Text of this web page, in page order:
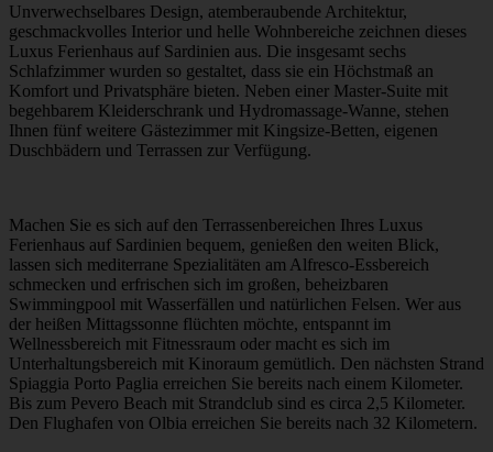
Unverwechselbares Design, atemberaubende Architektur,
geschmackvolles Interior und helle Wohnbereiche zeichnen dieses
Luxus Ferienhaus auf Sardinien aus. Die insgesamt sechs
Schlafzimmer wurden so gestaltet, dass sie ein Höchstmaß an
Komfort und Privatsphäre bieten. Neben einer Master-Suite mit
begehbarem Kleiderschrank und Hydromassage-Wanne, stehen
Ihnen fünf weitere Gästezimmer mit Kingsize-Betten, eigenen
Duschbädern und Terrassen zur Verfügung.
Machen Sie es sich auf den Terrassenbereichen Ihres Luxus
Ferienhaus auf Sardinien bequem, genießen den weiten Blick,
lassen sich mediterrane Spezialitäten am Alfresco-Essbereich
schmecken und erfrischen sich im großen, beheizbaren
Swimmingpool mit Wasserfällen und natürlichen Felsen. Wer aus
der heißen Mittagssonne flüchten möchte, entspannt im
Wellnessbereich mit Fitnessraum oder macht es sich im
Unterhaltungsbereich mit Kinoraum gemütlich. Den nächsten Strand
Spiaggia Porto Paglia erreichen Sie bereits nach einem Kilometer.
Bis zum Pevero Beach mit Strandclub sind es circa 2,5 Kilometer.
Den Flughafen von Olbia erreichen Sie bereits nach 32 Kilometern.